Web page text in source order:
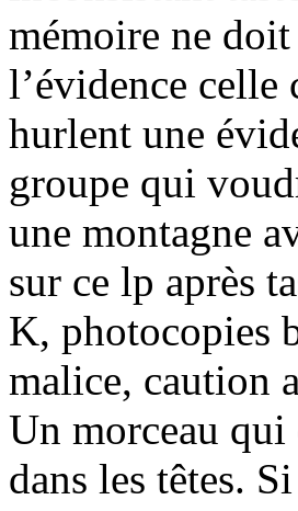
mémoire ne
l’évidence celle
hurlent une
groupe qui
une montagne
sur ce lp après
K, photocopies
malice, caution
Un morceau
dans les têtes.